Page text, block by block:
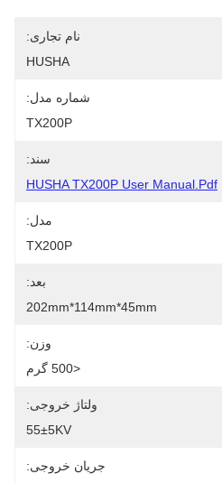
نام تجاری:
HUSHA
شماره مدل:
TX200P
سند:
HUSHA TX200P User Manual.pdf
مدل:
TX200P
بعد:
202mm*114mm*45mm
وزن:
<500 گرم
ولتاژ خروجی:
55±5KV
جریان خروجی: